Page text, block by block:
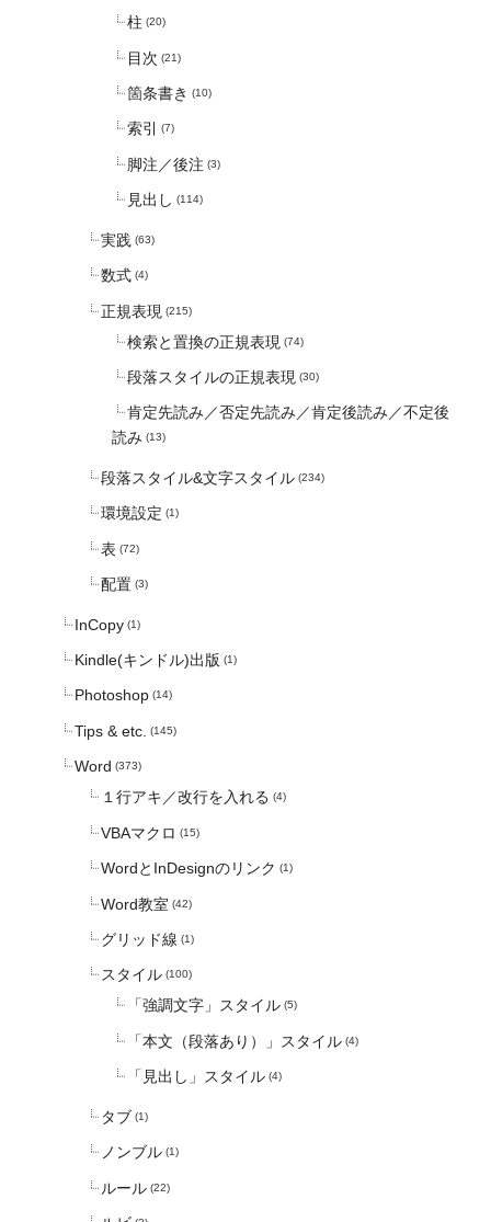
柱 (20)
目次 (21)
箇条書き (10)
索引 (7)
脚注／後注 (3)
見出し (114)
実践 (63)
数式 (4)
正規表現 (215)
検索と置換の正規表現 (74)
段落スタイルの正規表現 (30)
肯定先読み／否定先読み／肯定後読み／不定後
読み (13)
段落スタイル&文字スタイル (234)
環境設定 (1)
表 (72)
配置 (3)
InCopy (1)
Kindle(キンドル)出版 (1)
Photoshop (14)
Tips & etc. (145)
Word (373)
１行アキ／改行を入れる (4)
VBAマクロ (15)
WordとInDesignのリンク (1)
Word教室 (42)
グリッド線 (1)
スタイル (100)
「強調文字」スタイル (5)
「本文（段落あり）」スタイル (4)
「見出し」スタイル (4)
タブ (1)
ノンブル (1)
ルール (22)